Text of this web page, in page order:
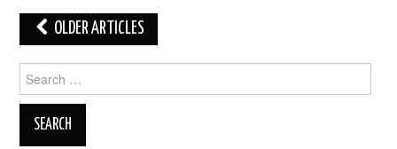
Post
navigation
OLDER ARTICLES
for: